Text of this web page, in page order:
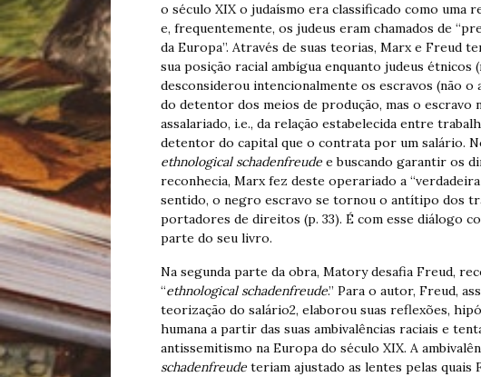
o século XIX o judaísmo era classificado como
e, frequentemente, os judeus eram chamados de
da Europa”. Através de suas teorias, Marx e Freud
sua posição racial ambígua enquanto judeus
desconsiderou intencionalmente os escravos (não o
do detentor dos meios de produção, mas o escravo
assalariado, i.e., da relação estabelecida entre
detentor do capital que o contrata por um salário.
ethnological schadenfreude e buscando garantir os
reconhecia, Marx fez deste operariado a
sentido, o negro escravo se tornou o antítipo dos
portadores de direitos (p. 33). É com esse diálogo
parte do seu livro.
Na segunda parte da obra, Matory desafia Freud,
“ethnological schadenfreude.” Para o autor, Freud,
teorização do salário2, elaborou suas reflexões,
humana a partir das suas ambivalências raciais e
antissemitismo na Europa do século XIX. A
schadenfreude teriam ajustado as lentes pelas